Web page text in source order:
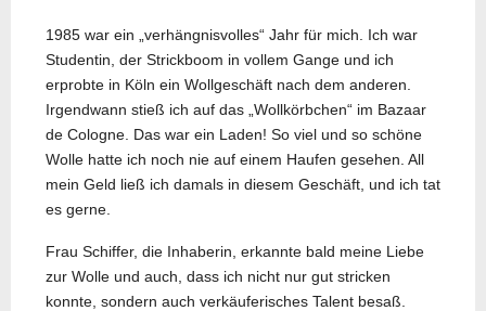
1985 war ein „verhängnisvolles“ Jahr für mich. Ich war
Studentin, der Strickboom in vollem Gange und ich
erprobte in Köln ein Wollgeschäft nach dem anderen.
Irgendwann stieß ich auf das „Wollkörbchen“ im Bazaar
de Cologne. Das war ein Laden! So viel und so schöne
Wolle hatte ich noch nie auf einem Haufen gesehen. All
mein Geld ließ ich damals in diesem Geschäft, und ich tat
es gerne.
Frau Schiffer, die Inhaberin, erkannte bald meine Liebe
zur Wolle und auch, dass ich nicht nur gut stricken
konnte, sondern auch verkäuferisches Talent besaß.